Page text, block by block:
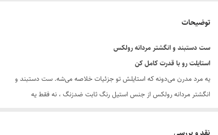
رولکس
توضیحات
ست دستبند و انگشتر مردانه رولکس
استایلت رو با قدرت کامل کن
یه مرد مدرن می‌دونه که استایلش تو جزئیات خلاصه می‌شه. ست دستبند و
انگشتر مردانه رولکس از جنس استیل رنگ ثابت ضدزنگ ، نه فقط یه